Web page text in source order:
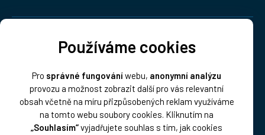
Používáme cookies
Pro správné fungováníwebu, anonymní analýzu
provozu a možnost zobrazit další pro vás relevantní
obsah včetně na míru přizpůsobených reklam využíváme
na tomto webu soubory cookies. Kliknutím na
„Souhlasím“vyjadřujete souhlas s tím, jak cookies
Platba: